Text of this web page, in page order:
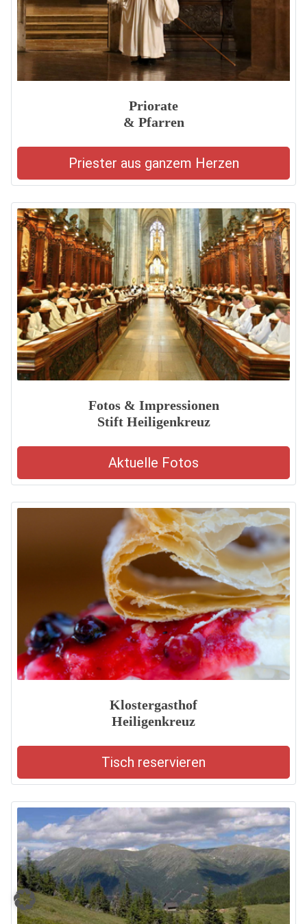
Priorate
& Pfarren
Priester aus ganzem Herzen
Fotos & Impressionen
Stift Heiligenkreuz
Aktuelle Fotos
Klostergasthof
Heiligenkreuz
Tisch reservieren